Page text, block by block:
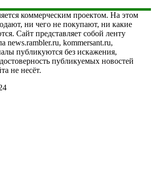
коммерческим проектом. На этом
ни чего не покупают, ни какие
Сайт представляет собой ленту
news.rambler.ru, kommersant.ru,
публикуются без искажения,
публикуемых новостей
не несёт.